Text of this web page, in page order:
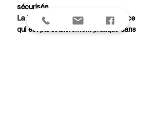
sécurisée.
La lame s'ouvre d'une seule main, ce
qui est particulièrement pratique dans